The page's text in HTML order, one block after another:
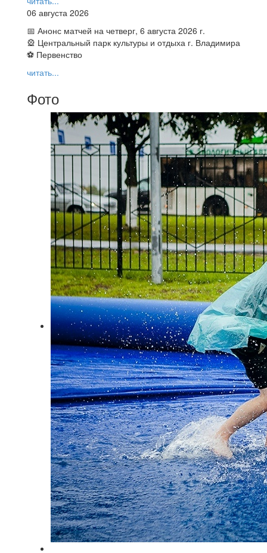
06 августа 2026
📅 Анонс матчей на четверг, 6 августа 2026 г.
🎡 Центральный парк культуры и отдыха г. Владимира
⚽ Первенство
читать...
Фото